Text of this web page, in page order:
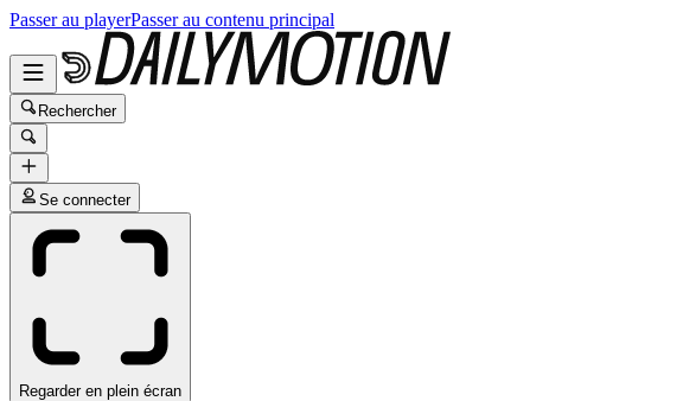
Passer au playerPasser au contenu principal
Rechercher
Se connecter
Regarder en plein écran